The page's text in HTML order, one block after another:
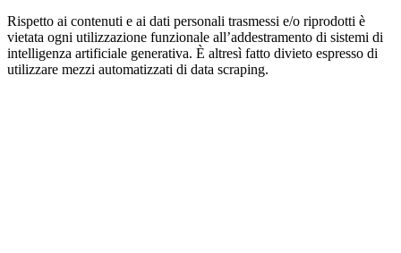
Rispetto ai contenuti e ai dati personali trasmessi e/o riprodotti è
vietata ogni utilizzazione funzionale all’addestramento di sistemi di
intelligenza artificiale generativa. È altresì fatto divieto espresso di
utilizzare mezzi automatizzati di data scraping.